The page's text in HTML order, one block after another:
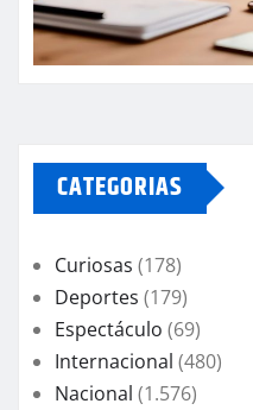
CATEGORIAS
Curiosas (178)
Deportes (179)
Espectáculo (69)
Internacional (480)
Nacional (1.576)